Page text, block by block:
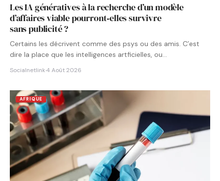
Les IA génératives à la recherche d’un modèle
d’affaires viable pourront‑elles survivre
sans publicité ?
Certains les décrivent comme des psys ou des amis. C’est
dire la place que les intelligences artficielles, ou…
Socialnetlink·4 Août 2026
AFRIQUE